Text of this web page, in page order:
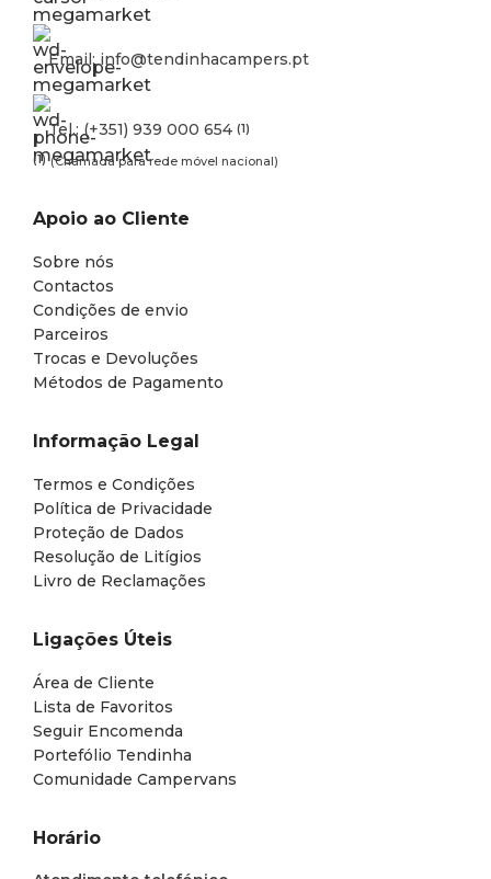
Email: info@tendinhacampers.pt
Tel.: (+351) 939 000 654 (1)
(1) (Chamada para rede móvel nacional)
Apoio ao Cliente
Sobre nós
Contactos
Condições de envio
Parceiros
Trocas e Devoluções
Métodos de Pagamento
Informação Legal
Termos e Condições
Política de Privacidade
Proteção de Dados
Resolução de Litígios
Livro de Reclamações
Ligações Úteis
Área de Cliente
Lista de Favoritos
Seguir Encomenda
Portefólio Tendinha
Comunidade Campervans
Horário